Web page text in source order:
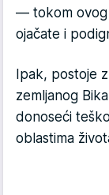
— tokom ovog
ojačate i
Ipak, postoje
zemljanog
donoseći
oblastima